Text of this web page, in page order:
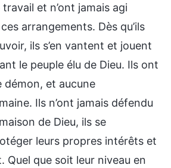
et n’ont jamais agi
arrangements. Dès qu’ils
ils s’en vantent et jouent
le peuple élu de Dieu. Ils ont
démon, et aucune
Ils n’ont jamais défendu
de Dieu, ils se
leurs propres intérêts et
Quel que soit leur niveau en